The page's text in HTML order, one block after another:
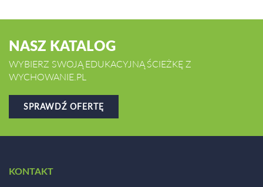
NASZ KATALOG
WYBIERZ SWOJĄ EDUKACYJNĄ ŚCIEŻKĘ Z
WYCHOWANIE.PL
SPRAWDŹ OFERTĘ
KONTAKT